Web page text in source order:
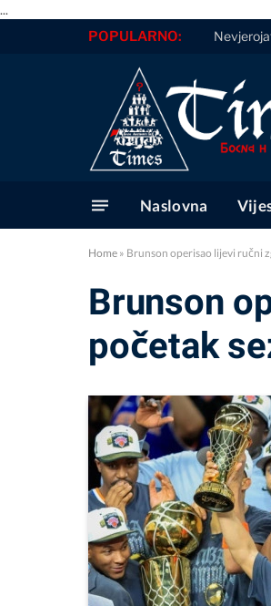
...
POPULARNO:
Naslovna
Home » Brunson operisao lijevi ručni
Brunson
početak